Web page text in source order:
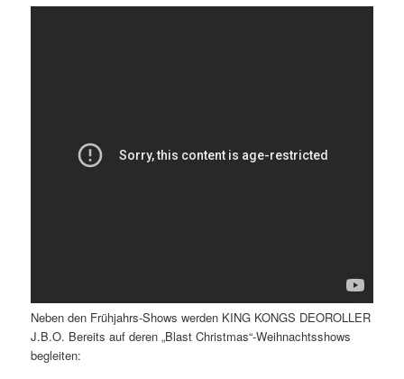
Neben den Frühjahrs-Shows werden KING KONGS DEOROLLER
J.B.O. Bereits auf deren „Blast Christmas“-Weihnachtsshows
begleiten: